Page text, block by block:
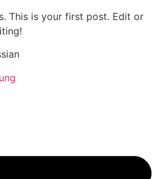
This is your first post. Edit or